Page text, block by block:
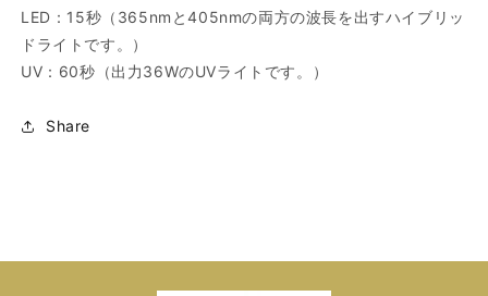
LED：15秒（365nmと405nmの両方の波長を出すハイブリッ
ドライトです。）
UV：60秒（出力36WのUVライトです。）
Share